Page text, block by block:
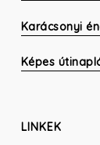
Karácsonyi
Képes
LINKEK